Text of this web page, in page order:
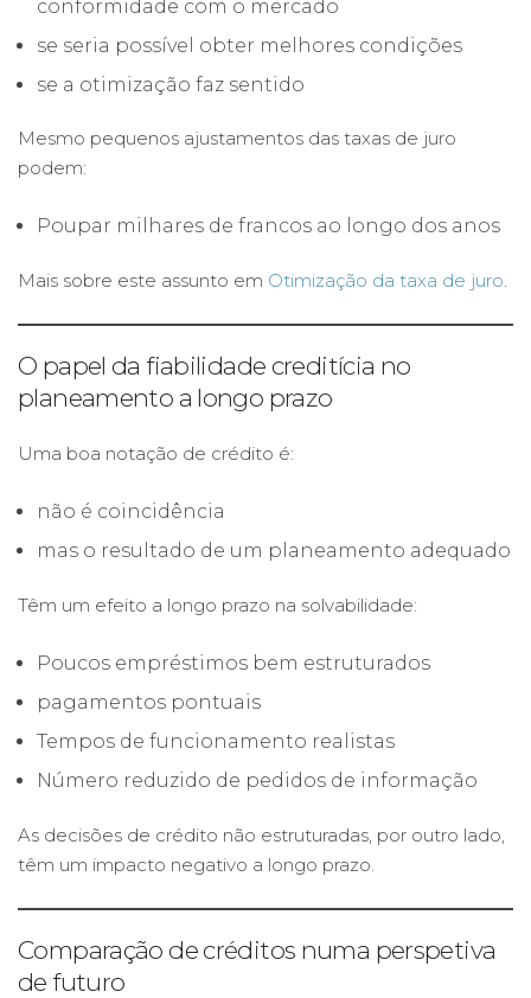
conformidade com o mercado
se seria possível obter melhores condições
se a otimização faz sentido
Mesmo pequenos ajustamentos das taxas de juro
podem:
Poupar milhares de francos ao longo dos anos
Mais sobre este assunto em Otimização da taxa de juro.
O papel da fiabilidade creditícia no
planeamento a longo prazo
Uma boa notação de crédito é:
não é coincidência
mas o resultado de um planeamento adequado
Têm um efeito a longo prazo na solvabilidade:
Poucos empréstimos bem estruturados
pagamentos pontuais
Tempos de funcionamento realistas
Número reduzido de pedidos de informação
As decisões de crédito não estruturadas, por outro lado,
têm um impacto negativo a longo prazo.
Comparação de créditos numa perspetiva
de futuro